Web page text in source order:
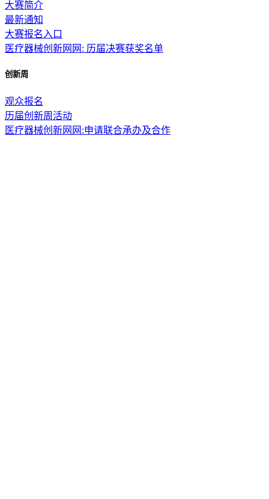
大赛简介
最新通知
大赛报名入口
医疗器械创新网网: 历届决赛获奖名单
创新周
观众报名
历届创新周活动
医疗器械创新网网:申请联合承办及合作